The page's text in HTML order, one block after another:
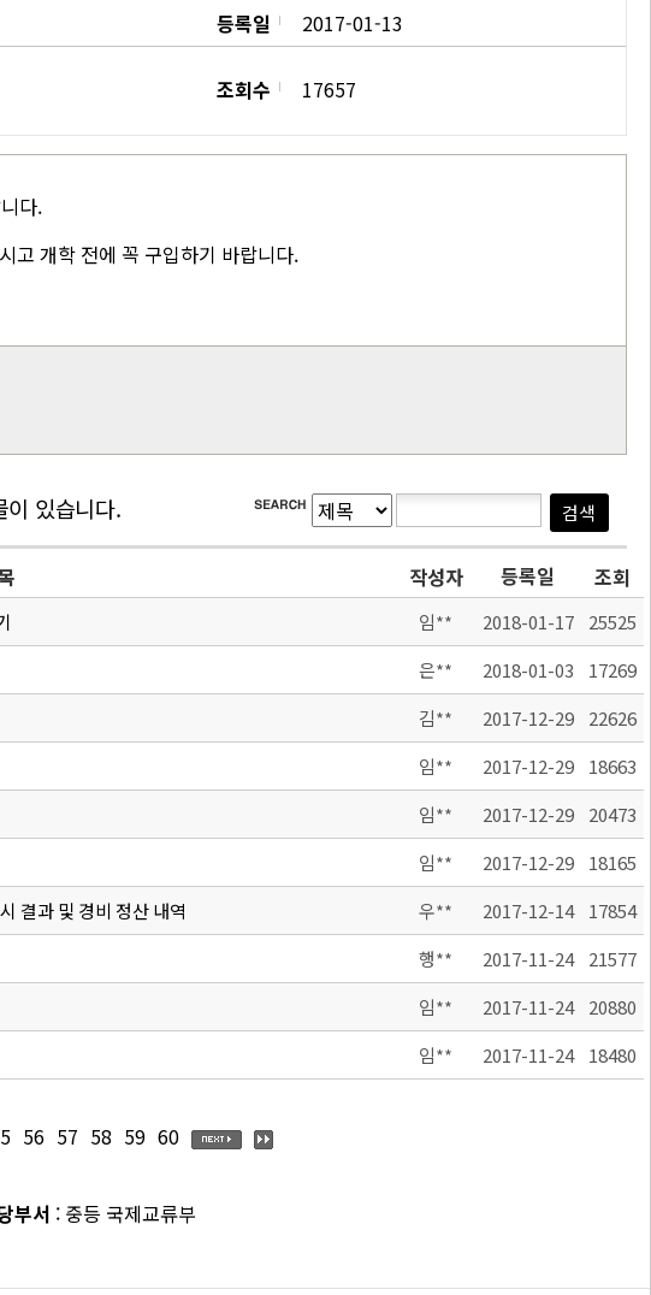
등록일 2017-01-13
조회수 17657
다.
고 개학 전에 꼭 구입하기 바랍니다.
이 있습니다.
작성자 등록일 조회
임** 2018-01-17
25525
은** 2018-01-03
17269
김** 2017-12-29
22626
임** 2017-12-29
18663
임** 2017-12-29
20473
임** 2017-12-29
18165
결과 및 경비 정산 내역 우** 2017-12-14
17854
행** 2017-11-24
21577
임** 2017-11-24
20880
임** 2017-11-24 18480
56 57 58 59 60
부서 : 중등 국제교류부